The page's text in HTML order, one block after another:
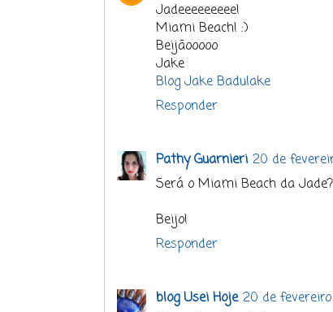
Jadeeeeeeeee!
Miami Beach! :)
Beijãooooo
Jake
Blog Jake Badulake
Responder
Pathy Guarnieri 20 de
Será o Miami Beach da Jade?
Beijo!
Responder
blog Usei Hoje 20 de